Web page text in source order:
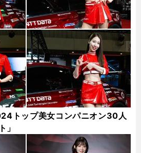
トップ美女コンパニオン30人
」